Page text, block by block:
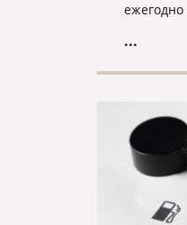
могут
...